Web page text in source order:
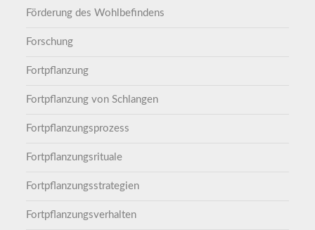
Förderung des Wohlbefindens
Forschung
Fortpflanzung
Fortpflanzung von Schlangen
Fortpflanzungsprozess
Fortpflanzungsrituale
Fortpflanzungsstrategien
Fortpflanzungsverhalten